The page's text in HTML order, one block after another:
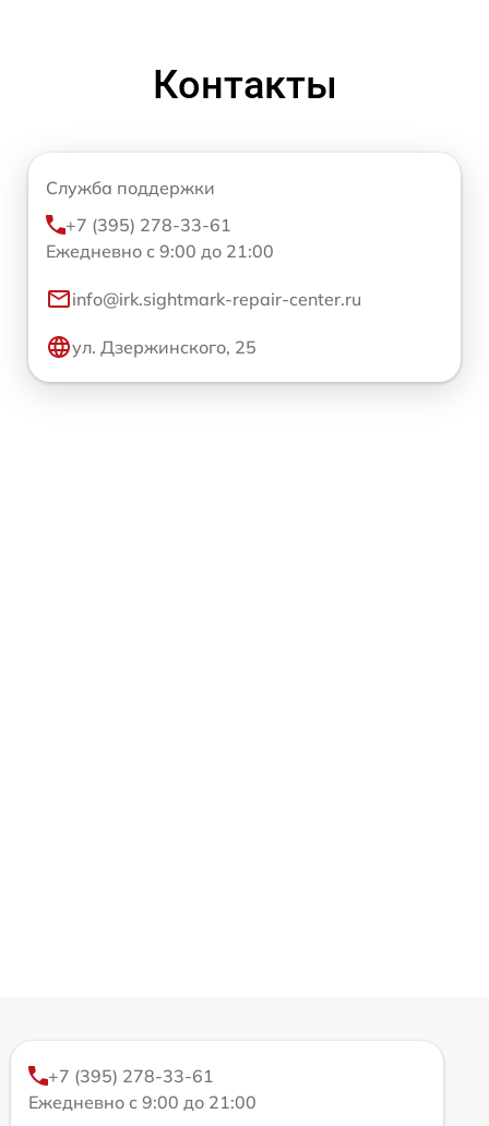
Контакты
Служба поддержки
+7 (395) 278-33-61
Ежедневно с 9:00 до 21:00
info@irk.sightmark-repair-center.ru
ул. Дзержинского, 25
+7 (395) 278-33-61
Ежедневно с 9:00 до 21:00